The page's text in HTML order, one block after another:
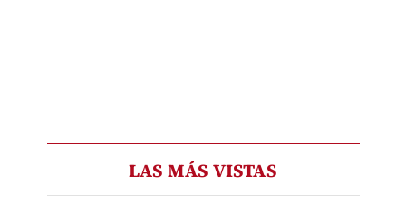
LAS MÁS VISTAS